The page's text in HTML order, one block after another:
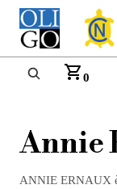
0
Annie
ANNIE ERNAUX